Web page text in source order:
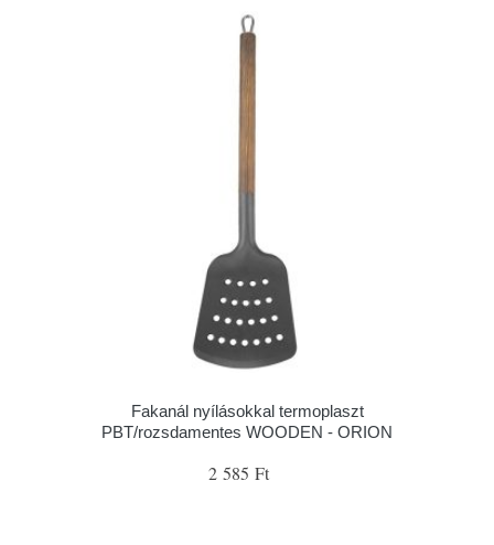
Fakanál nyílásokkal termoplaszt
PBT/rozsdamentes WOODEN - ORION
2 585 Ft